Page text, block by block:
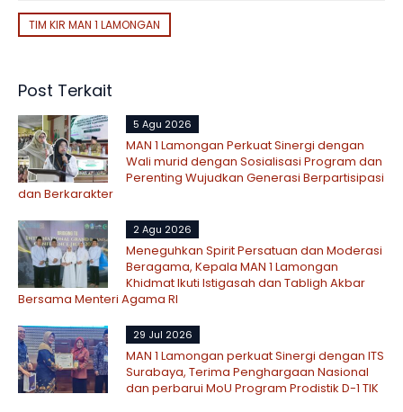
TIM KIR MAN 1 LAMONGAN
Post Terkait
5 Agu 2026
MAN 1 Lamongan Perkuat Sinergi dengan
Wali murid dengan Sosialisasi Program dan
Perenting Wujudkan Generasi Berpartisipasi
dan Berkarakter
2 Agu 2026
Meneguhkan Spirit Persatuan dan Moderasi
Beragama, Kepala MAN 1 Lamongan
Khidmat Ikuti Istigasah dan Tabligh Akbar
Bersama Menteri Agama RI
29 Jul 2026
MAN 1 Lamongan perkuat Sinergi dengan ITS
Surabaya, Terima Penghargaan Nasional
dan perbarui MoU Program Prodistik D-1 TIK